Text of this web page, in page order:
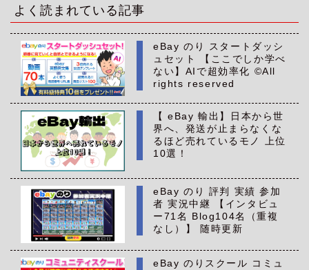
ブ
よく読まれている記事
eBay のり スタートダッシ
ュセット 【ここでしか学べ
ない】AIで超効率化 ©All
rights reserved
【 eBay 輸出】日本から世
界へ、発送が止まらなくな
るほど売れているモノ 上位
10選！
eBay のり 評判 実績 参加
者 実況中継 【インタビュ
ー71名 Blog104名（重複
なし）】 随時更新
eBay のりスクール コミュ